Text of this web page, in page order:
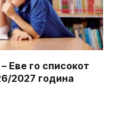
Еве го списокот
2027 година